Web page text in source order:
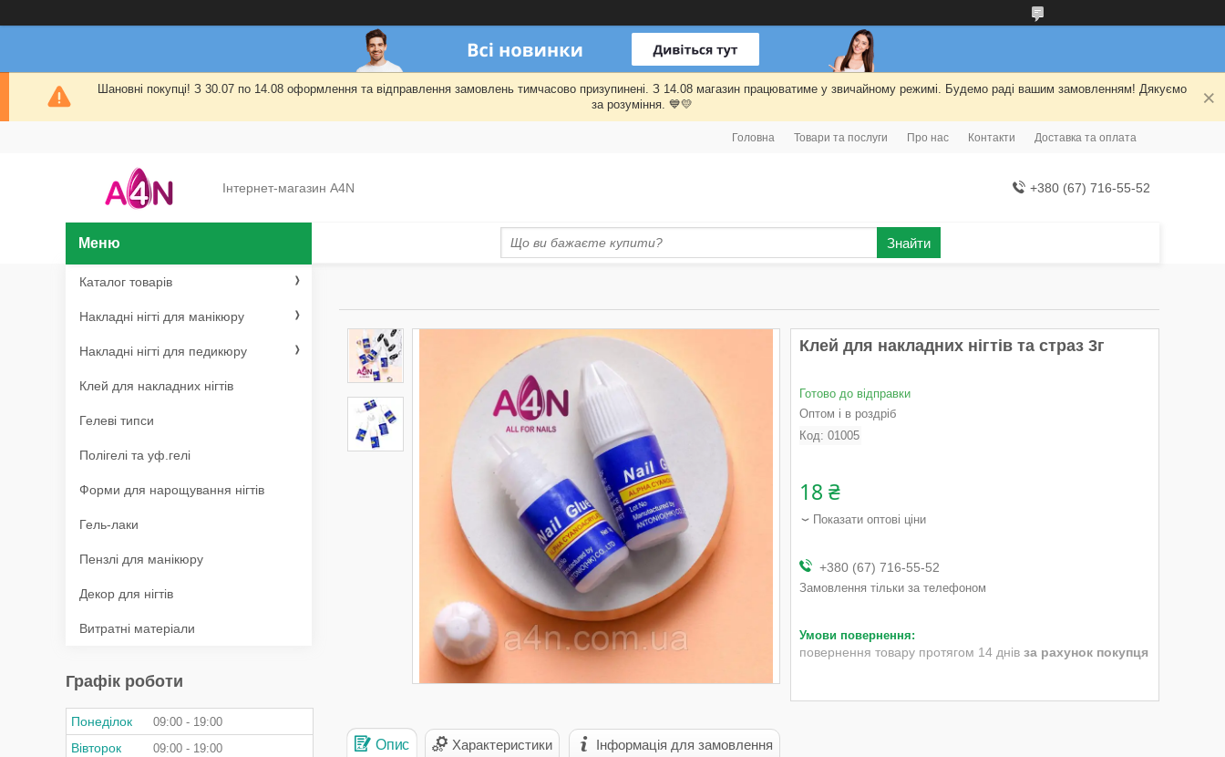
Шановні покупці! З 30.07 по 14.08 оформлення та відправлення замовлень тимчасово призупинені. З 14.08 магазин працюватиме у звичайному режимі. Будемо раді вашим замовленням! Дякуємо
за розуміння. 💙💛
Головна Товари та послуги Про нас Контакти Доставка та оплата
Інтернет-магазин A4N +380 (67) 716-55-52
Знайти
Клей для накладних нігтів та страз 3г
Готово до відправки
Оптом і в роздріб
Код: 01005
18 ₴
Показати оптові ціни
+380 (67) 716-55-52
Замовлення тільки за телефоном
повернення товару протягом 14 днів за рахунок покупця
Опис Характеристики Інформація для замовлення
Каталог товарів
Накладні нігті для манікюру
Накладні нігті для педикюру
Клей для накладних нігтів
Гелеві типси
Полігелі та уф.гелі
Форми для нарощування нігтів
Гель-лаки
Пензлі для манікюру
Декор для нігтів
Витратні матеріали
Графік роботи
Понеділок 09:00 19:00
Вівторок 09:00 19:00